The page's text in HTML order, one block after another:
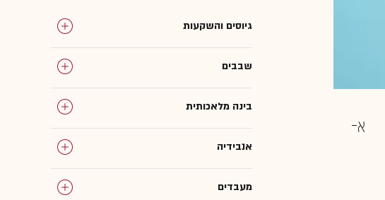
גיוסים והשקעות
שבבים
בינה מלאכותית
אנבידיה
מעבדים